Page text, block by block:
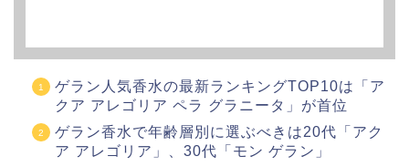
ゲラン人気香水の最新ランキングTOP10は「ア
クア アレゴリア ペラ グラニータ」が首位
ゲラン香水で年齢層別に選ぶべきは20代「アク
ア アレゴリア」、30代「モン ゲラン」